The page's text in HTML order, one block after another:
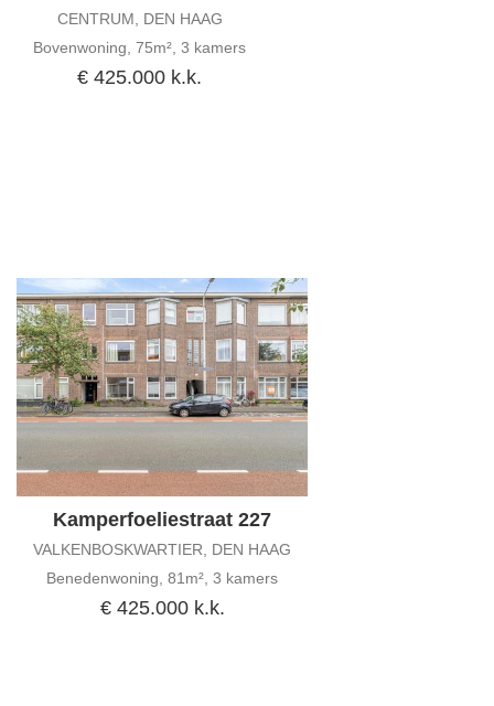
CENTRUM, DEN HAAG
Bovenwoning, 75m², 3 kamers
€ 425.000 k.k.
Kamperfoeliestraat 227
VALKENBOSKWARTIER, DEN HAAG
Benedenwoning, 81m², 3 kamers
€ 425.000 k.k.